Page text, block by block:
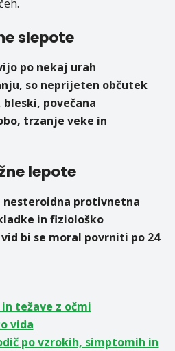
slepote
po nekaj urah
so neprijeten občutek
povečana
trzanje veke in
lepote
protivnetna
in fiziološko
bi se moral povrniti po 24
težave z očmi
vida
po vzrokih, simptomih in